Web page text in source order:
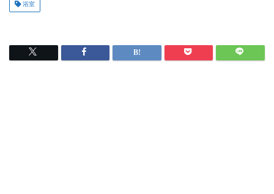
浴室